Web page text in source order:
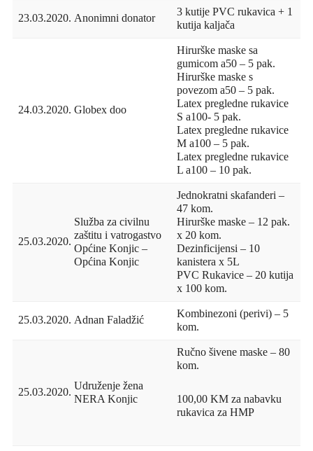
23.03.2020. Anonimni donator
3 kutije PVC rukavica + 1
kutija kaljača
24.03.2020. Globex doo
Hirurške maske sa
gumicom a50 – 5 pak.
Hirurške maske s
povezom a50 – 5 pak.
Latex pregledne rukavice
S a100- 5 pak.
Latex pregledne rukavice
M a100 – 5 pak.
Latex pregledne rukavice
L a100 – 10 pak.
25.03.2020.
Služba za civilnu
zaštitu i vatrogastvo
Općine Konjic –
Općina Konjic
Jednokratni skafanderi –
47 kom.
Hirurške maske – 12 pak.
x 20 kom.
Dezinficijensi – 10
kanistera x 5L
PVC Rukavice – 20 kutija
x 100 kom.
25.03.2020. Adnan Faladžić
Kombinezoni (perivi) – 5
kom.
25.03.2020. Udruženje žena
NERA Konjic
Ručno šivene maske – 80
kom.
100,00 KM za nabavku
rukavica za HMP